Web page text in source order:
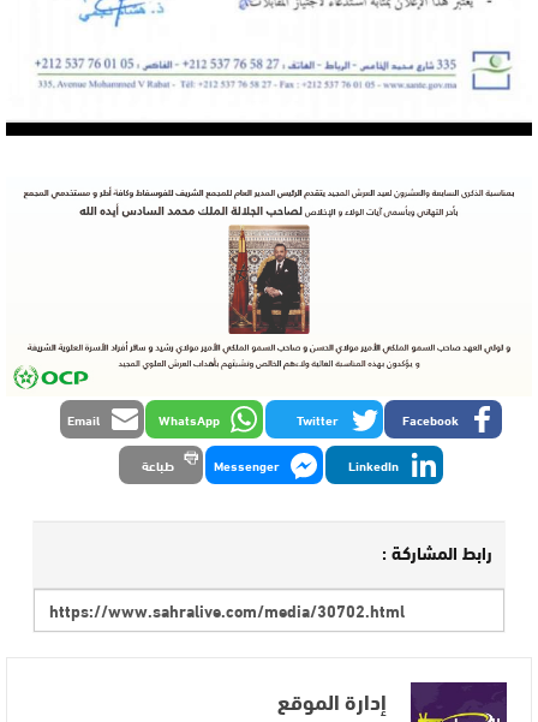
Facebook
Twitter
WhatsApp
Email
LinkedIn
Messenger طباعة
رابط المشاركة :
إدارة الموقع